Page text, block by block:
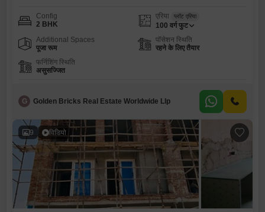
Config
2 BHK
एरिया प्लॉट एरिया
100 वर्ग फुट
Additional Spaces
पूजा रूम
पॉसेशन स्थिति
रहने के लिए तैयार
फर्निशिंग स्थिति
असुसज्जित
G Golden Bricks Real Estate Worldwide Llp
9 विडियो